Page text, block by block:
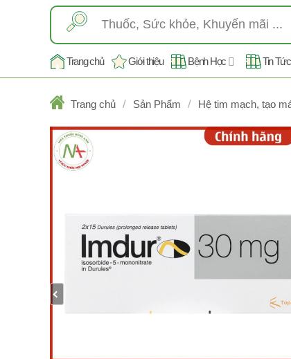
kiếm:
Trang chủ Giới thiệu Bệnh Học Tin Tức
Trang chủ / Sản Phẩm / Hệ tim mạch, tạo